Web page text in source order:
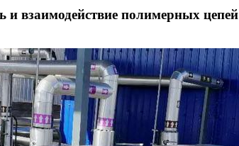
и взаимодействие полимерных цепей